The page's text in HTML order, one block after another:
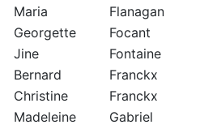
Maria
Flanagan
Georgette
Focant
Jine
Fontaine
Bernard
Franckx
Christine
Franckx
Madeleine
Gabriel